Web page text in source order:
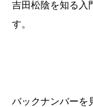
吉田松陰を知る入
す。
バックナンバーを